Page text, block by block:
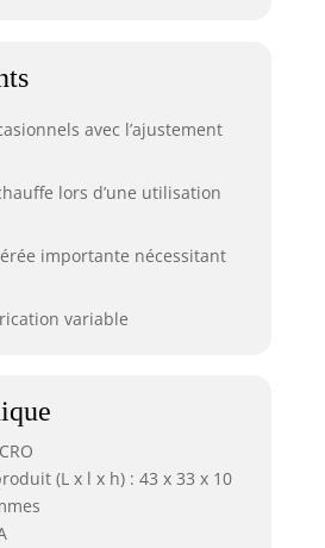
avec l’ajustement
lors d’une utilisation
importante nécessitant
variable
(L x l x h) : 43 x 33 x 10